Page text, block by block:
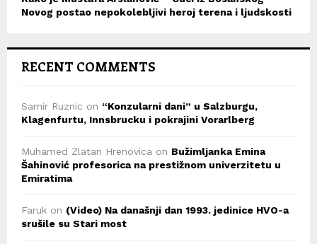
Novog postao nepokolebljivi heroj terena i ljudskosti
RECENT COMMENTS
Samir Ruznic on “Konzularni dani” u Salzburgu,
Klagenfurtu, Innsbrucku i pokrajini Vorarlberg
Muhamed Zlatan Hrenovica on Bužimljanka Emina
Šahinović profesorica na prestižnom univerzitetu u
Emiratima
Faruk on (Video) Na današnji dan 1993. jedinice HVO-a
srušile su Stari most